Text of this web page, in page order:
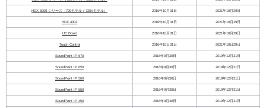
HDX 6000 シリーズ（720モデル / 720Vモデル） 2016年10月31日 2021年10月29日
HDX 4002 2016年10月31日 2021年10月29日
UC Board 2016年10月31日 2021年10月29日
Touch Control 2016年10日31日 2021年10日29日
SoundPoint IP 670 2016年9月30日 2019年12月31日
SoundPoint IP 650 2016年9月30日 2019年12月31日
SoundPoint IP 560 2016年9月30日 2019年12月31日
SoundPoint IP 550 2016年9月30日 2019年12月31日
SoundPoint IP 450 2016年9月30日 2019年12月31日